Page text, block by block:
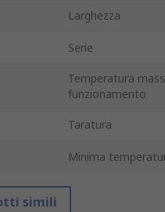
Larghezza
Serie
Temperatura
funzionamento
Taratura
Minima
simili